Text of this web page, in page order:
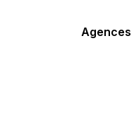
Agences